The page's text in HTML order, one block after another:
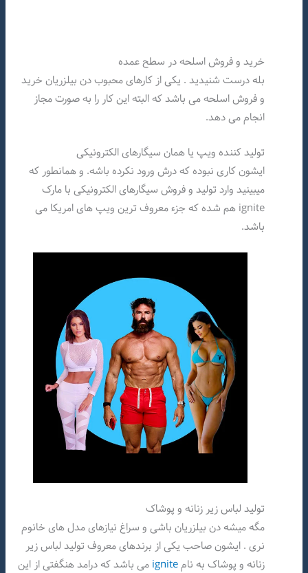
خرید و فروش اسلحه در سطح عمده
بله درست شنیدید . یکی از کارهای محبوب دن بیلزریان خرید
و فروش اسلحه می باشد که البته این کار را به صورت مجاز
انجام می دهد.
تولید کننده ویپ یا همان سیگارهای الکترونیکی
ایشون کاری نبوده که درش ورود نکرده باشه. و همانطور که
میبینید وارد تولید و فروش سیگارهای الکترونیکی با مارک
ignite هم شده که جزء معروف ترین ویپ های امریکا می
باشد.
تولید لباس زیر زنانه و پوشاک
مگه میشه دن بیلزریان باشی و سراغ نیازهای مدل های خانوم
نری . ایشون صاحب یکی از برندهای معروف تولید لباس زیر
زنانه و پوشاک به نامignite می باشد که درامد هنگفتی از این